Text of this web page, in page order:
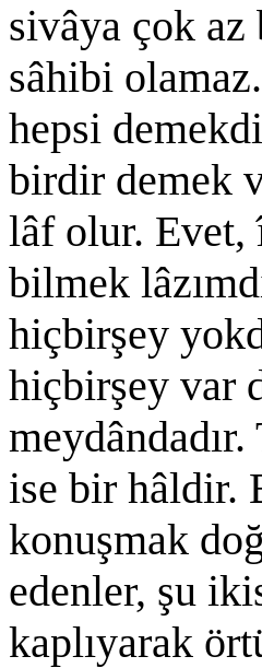
sivâya çok az
sâhibi
hepsi
birdir demek
lâf olur. Evet,
bilmek
hiçbirşey
hiçbirşey var
ise bir hâldir.
konuşmak
edenler, şu
kaplıyarak